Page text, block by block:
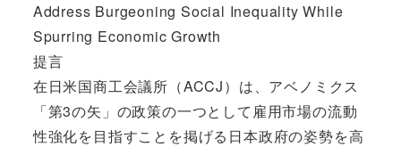
Address Burgeoning Social Inequality While
Spurring Economic Growth
提言
在日米国商工会議所（ACCJ）は、アベノミクス
「第3の矢」の政策の一つとして雇用市場の流動
性強化を目指すことを掲げる日本政府の姿勢を高